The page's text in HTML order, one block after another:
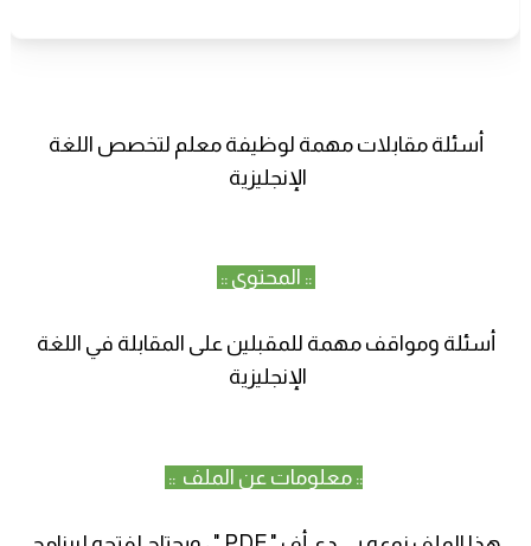
أسئلة مقابلات مهمة لوظيفة معلم لتخصص اللغة
الإنجليزية
:: المحتوى ::
أسئلة ومواقف مهمة للمقبلين على المقابلة في اللغة
الإنجليزية
:: معلومات عن الملف ::